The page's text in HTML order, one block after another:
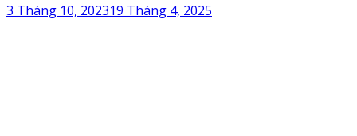
3 Tháng 10, 202319 Tháng 4, 2025